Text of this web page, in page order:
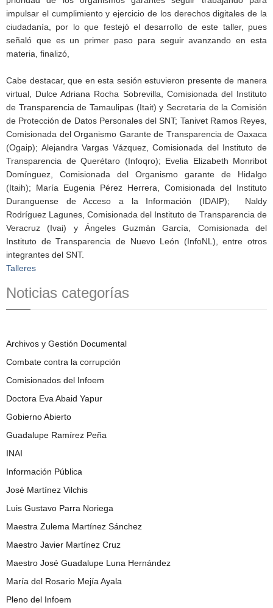
impulsar el cumplimiento y ejercicio de los derechos digitales de la
ciudadanía, por lo que festejó el desarrollo de este taller, pues
señaló que es un primer paso para seguir avanzando en esta
materia, finalizó,
Cabe destacar, que en esta sesión estuvieron presente de manera
virtual, Dulce Adriana Rocha Sobrevilla, Comisionada del Instituto
de Transparencia de Tamaulipas (Itait) y Secretaria de la Comisión
de Protección de Datos Personales del SNT; Tanivet Ramos Reyes,
Comisionada del Organismo Garante de Transparencia de Oaxaca
(Ogaip); Alejandra Vargas Vázquez, Comisionada del Instituto de
Transparencia de Querétaro (Infoqro); Evelia Elizabeth Monribot
Domínguez, Comisionada del Organismo garante de Hidalgo
(Itaih); María Eugenia Pérez Herrera, Comisionada del Instituto
Duranguense de Acceso a la Información (IDAIP); Naldy
Rodríguez Lagunes, Comisionada del Instituto de Transparencia de
Veracruz (Ivai) y Ángeles Guzmán García, Comisionada del
Instituto de Transparencia de Nuevo León (InfoNL), entre otros
integrantes del SNT.
Talleres
Noticias categorías
Archivos y Gestión Documental
Combate contra la corrupción
Comisionados del Infoem
Doctora Eva Abaid Yapur
Gobierno Abierto
Guadalupe Ramírez Peña
INAI
Información Pública
José Martínez Vilchis
Luis Gustavo Parra Noriega
Maestra Zulema Martínez Sánchez
Maestro Javier Martínez Cruz
Maestro José Guadalupe Luna Hernández
María del Rosario Mejía Ayala
Pleno del Infoem